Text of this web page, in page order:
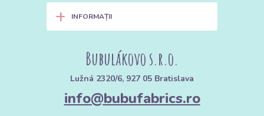
+ INFORMAȚII
Bubulákovo s.r.o.
Lužná 2320/6, 927 05 Bratislava
info@bubufabrics.ro